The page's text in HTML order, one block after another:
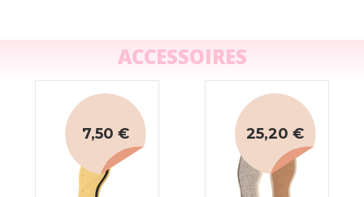
ACCESSOIRES
7,50 € 25,20 €